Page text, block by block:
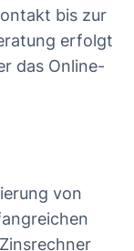
bis zur
erfolgt
das Online-
von